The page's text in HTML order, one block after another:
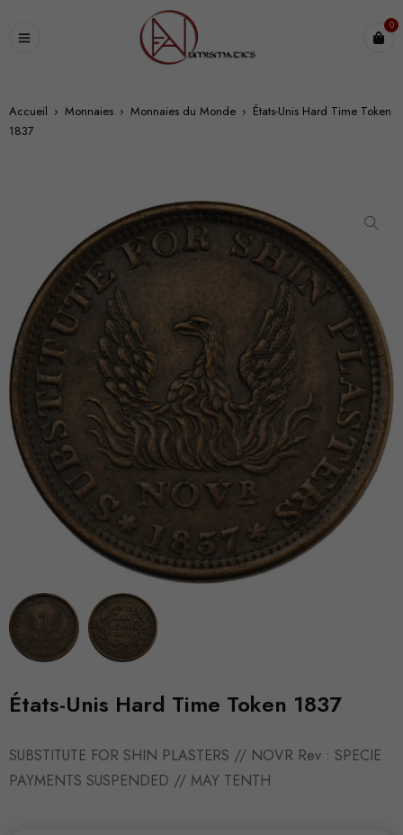
0
Accueil › Monnaies › Monnaies du Monde › États-Unis Hard Time Token
1837
États-Unis Hard Time Token 1837
SUBSTITUTE FOR SHIN PLASTERS // NOVR Rev : SPECIE
PAYMENTS SUSPENDED // MAY TENTH